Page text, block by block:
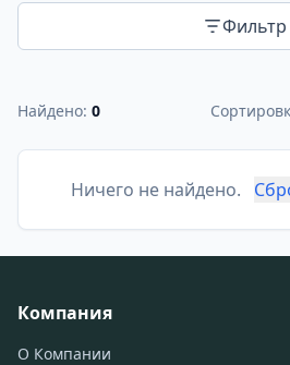
Фильтр
Найдено: 0
Ничего не найдено.
Компания
О Компании